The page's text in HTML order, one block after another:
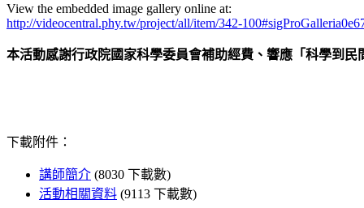
View the embedded image gallery online at:
http://videocentral.phy.tw/project/all/item/342-
本活動感謝行政院國家科學委員會補助經費、響應「科學到民
下載附件：
講師簡介 (8030 下載數)
活動相關資料 (9113 下載數)